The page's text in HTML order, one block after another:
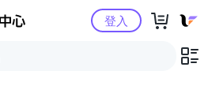
Yahoo購物中心登入